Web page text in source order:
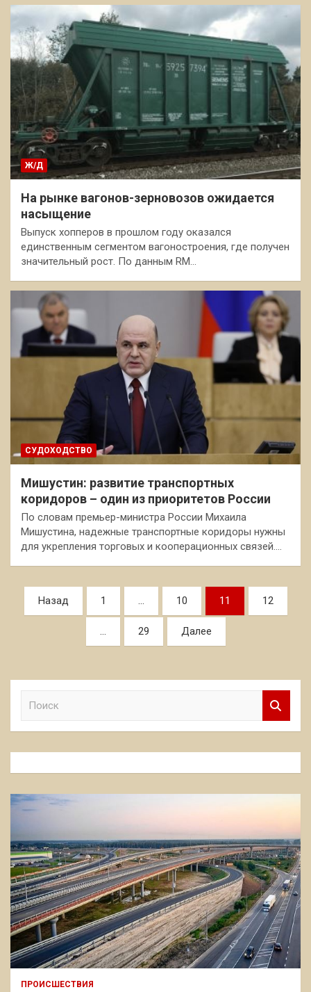
Ж/Д
На рынке вагонов-зерновозов ожидается
насыщение
Выпуск хопперов в прошлом году оказался
единственным сегментом вагоностроения, где получен
значительный рост. По данным RM…
СУДОХОДСТВО
Мишустин: развитие транспортных
коридоров – один из приоритетов России
По словам премьер-министра России Михаила
Мишустина, надежные транспортные коридоры нужны
для укрепления торговых и кооперационных связей.…
Пагинация
записей
Назад 1 … 10 11 12
… 29 Далее
к
ПРОИСШЕСТВИЯ